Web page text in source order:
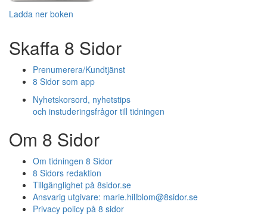
Ladda ner boken
Skaffa 8 Sidor
Prenumerera/Kundtjänst
8 Sidor som app
Nyhetskorsord, nyhetstips
och instuderingsfrågor till tidningen
Om 8 Sidor
Om tidningen 8 Sidor
8 Sidors redaktion
Tillgänglighet på 8sidor.se
Ansvarig utgivare: marie.hillblom@8sidor.se
Privacy policy på 8 sidor